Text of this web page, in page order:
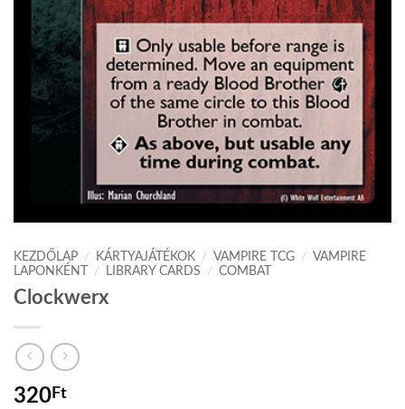
KEZDŐLAP / KÁRTYAJÁTÉKOK / VAMPIRE TCG /
VAMPIRE
LAPONKÉNT
/ LIBRARY CARDS / COMBAT
Clockwerx
320Ft